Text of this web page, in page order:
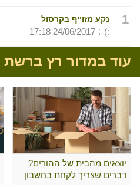
1 נקע מזוייף בקרסול
:)
עוד במדור רץ ברשת
יוצאים מהבית של ההורים?
דברים שצריך לקחת בחשבון